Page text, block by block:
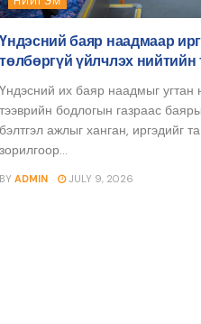
Үндэсний баяр наадмаар
төлбөргүй үйлчлэх нийтийн
Үндэсний их баяр наадмыг угтан
тээврийн бодлогын газраас
бэлтгэл ажлыг ханган, иргэдийг
зорилгоор...
BY ADMIN JULY 9, 2026